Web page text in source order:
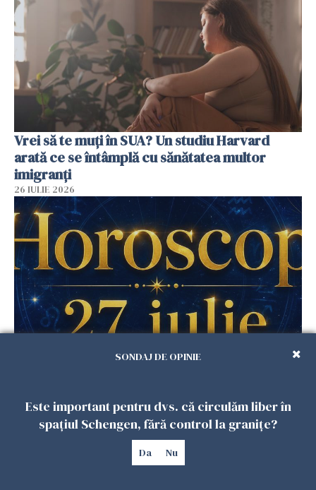
Vrei să te muți în SUA? Un studiu Harvard
arată ce se întâmplă cu sănătatea multor
imigranți
26 IULIE 2026
Horoscop 27 iulie. Lunea care schimbă ritmul
neașteptate pentru unele zodii
26 IULIE 2026
SONDAJ DE OPINIE
Este important pentru dvs. că circulăm liber în
spațiul Schengen, fără control la granițe?
Da Nu